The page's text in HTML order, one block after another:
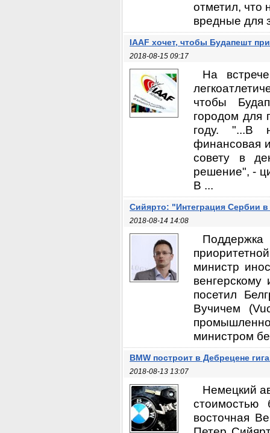
отметил, что
вредные для
IAAF хочет, чтобы Будапешт
2018-08-15 09:17
На
чтобы
городом для
году. "...В
финансовая
совету в
решение", -
В ...
Сийярто: "Интеграция Сербии
2018-08-14 14:08
министр
посетил
Вучичем
министром
BMW построит в Дебрецене
2018-08-13 13:07
Немецкий
восточная